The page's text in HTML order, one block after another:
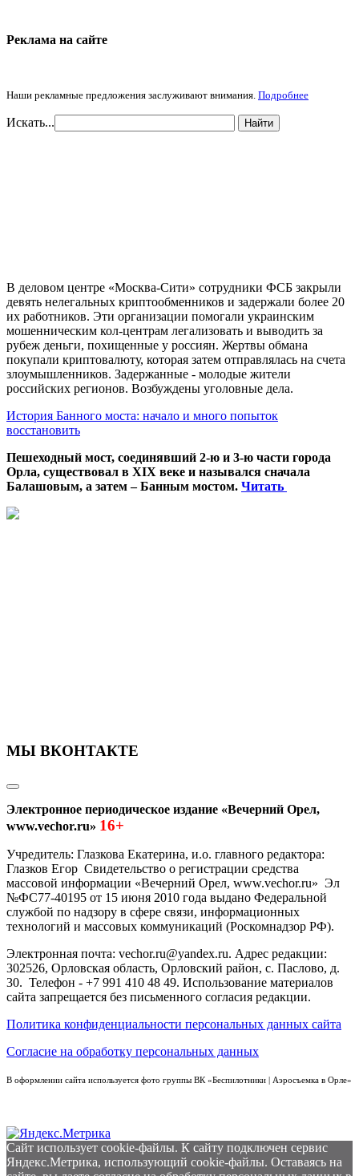
Реклама на cайте
Наши рекламные предложения заслуживают внимания. Подробнее
Искать... Найти
В деловом центре «Москва-Сити» сотрудники ФСБ закрыли
девять нелегальных криптообменников и задержали более 20
их работников. Эти организации помогали украинским
мошенническим кол-центрам легализовать и выводить за
рубеж деньги, похищенные у россиян. Жертвы обмана
покупали криптовалюту, которая затем отправлялась на счета
злоумышленников. Задержанные - молодые жители
российских регионов. Возбуждены уголовные дела.
История Банного моста: начало и много попыток
восстановить
Пешеходный мост, соединявший 2-ю и 3-ю части города
Орла, существовал в XIX веке и назывался сначала
Балашовым, а затем – Банным мостом. Читать
МЫ ВКОНТАКТЕ
Электронное периодическое издание «Вечерний Орел,
www.vechor.ru» 16+
Учредитель: Глазкова Екатерина, и.о. главного редактора:
Глазков Егор Свидетельство о регистрации средства
массовой информации «Вечерний Орел, www.vechor.ru» Эл
№ФС77-40195 от 15 июня 2010 года выдано Федеральной
службой по надзору в сфере связи, информационных
технологий и массовых коммуникаций (Роскомнадзор РФ).
Электронная почта: vechor.ru@yandex.ru. Адрес редакции:
302526, Орловская область, Орловский район, с. Паслово, д.
30. Телефон - +7 991 410 48 49. Использование материалов
сайта запрещается без письменного согласия редакции.
Политика конфиденциальности персональных данных сайта
Согласие на обработку персональных данных
В оформлении сайта используется фото группы ВК «Беспилотники | Аэросъемка в Орле»
Сайт использует cookie-файлы. К cайту подключен сервис
Яндекс.Метрика, использующий cookie-файлы. Оставаясь на